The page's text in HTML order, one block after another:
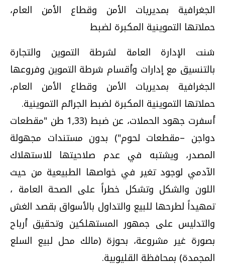
الجغرافية بمديريات الأمن وقطاع الأمن العام،
حملاتها التموينية المكبرة لضبط
شنت الإدارة العامة لشرطة التموين والتجارة
بالتنسيق مع إدارات وأقسام شرطة التموين وفروعها
الجغرافية بمديريات الأمن وقطاع الأمن العام،
حملاتها التموينية المكبرة لضبط الجرائم التموينية.
أسفرت جهود الحملات، عن ضبط (1٫33 طن "مقطعات
دواجن –مقطعات لحوم") بدون مستندات مجهولة
المصدر، ويشتبه في عدم صلاحيتها للاستهلاك
الآدمي لوجود تغير في خواصها الطبيعية من حيث
اللون والشكل وتشكل خطراً على الصحة العامة ،
تمهيداً لطرحها للبيع والتداول بالأسواق بقصد الغش
والتدليس على جمهور المستهلكين وتحقيق أرباح
بصورة غير مشروعة، بحوزة (مالك محل لبيع السلع
المجمدة) بمحافظة القليوبية.